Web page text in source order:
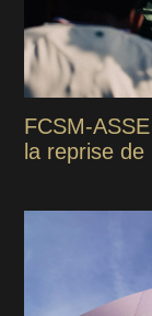
FCSM-
la reprise